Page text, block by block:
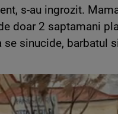
s-au ingrozit.
doar 2 saptamani
se sinucide, barbatul